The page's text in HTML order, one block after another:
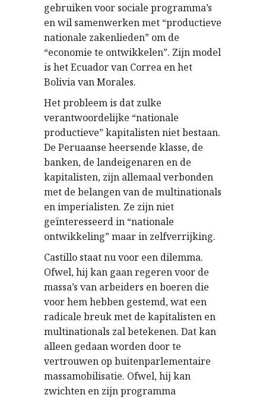
gebruiken voor sociale programma’s
en wil samenwerken met “productieve
nationale zakenlieden” om de
“economie te ontwikkelen”. Zijn model
is het Ecuador van Correa en het
Bolivia van Morales.
Het probleem is dat zulke
verantwoordelijke “nationale
productieve” kapitalisten niet bestaan.
De Peruaanse heersende klasse, de
banken, de landeigenaren en de
kapitalisten, zijn allemaal verbonden
met de belangen van de multinationals
en imperialisten. Ze zijn niet
geïnteresseerd in “nationale
ontwikkeling” maar in zelfverrijking.
Castillo staat nu voor een dilemma.
Ofwel, hij kan gaan regeren voor de
massa’s van arbeiders en boeren die
voor hem hebben gestemd, wat een
radicale breuk met de kapitalisten en
multinationals zal betekenen. Dat kan
alleen gedaan worden door te
vertrouwen op buitenparlementaire
massamobilisatie. Ofwel, hij kan
zwichten en zijn programma